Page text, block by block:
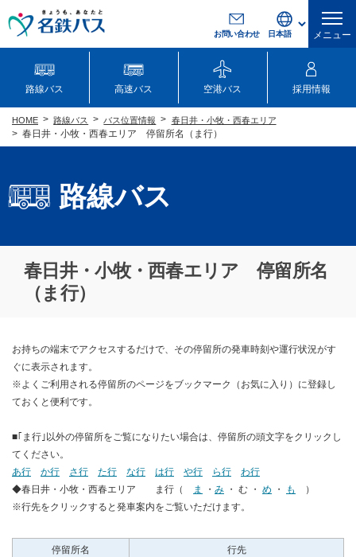
お問い合わせ メニュー
路線バス 高速バス 空港バス 採用情報
路線バス
HOME 路線バス バス位置情報 春日井・小牧・西春エリア
春日井・小牧・西春エリア 停留所名（ま行）
春日井・小牧・西春エリア 停留所名
（ま行）
お持ちの端末でアクセスするだけで、その停留所の発車時刻や運行状況がす
ぐに表示されます。
※よくご利用される停留所のページをブックマーク（お気に入り）に登録し
ておくと便利です。
■｢ま行｣以外の停留所をご覧になりたい場合は、停留所の頭文字をクリックし
てください。
あ行
か行 さ行 た行 な行 は行 や行 ら行
わ行
◆春日井・小牧・西春エリア ま行（
ま ・ み ・ む ・ め ・ も
）
※行先をクリックすると発車案内をご覧いただけます。
停留所名 行先